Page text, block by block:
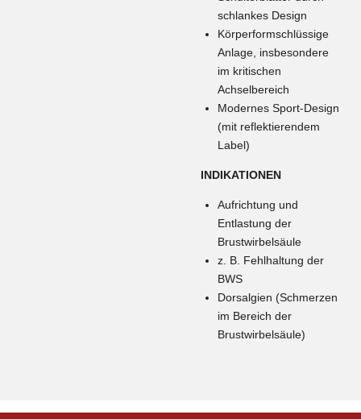
schlankes Design
Körperformschlüssige
Anlage, insbesondere
im kritischen
Achselbereich
Modernes Sport-Design
(mit reflektierendem
Label)
INDIKATIONEN
Aufrichtung und
Entlastung der
Brustwirbelsäule
z. B. Fehlhaltung der
BWS
Dorsalgien (Schmerzen
im Bereich der
Brustwirbelsäule)